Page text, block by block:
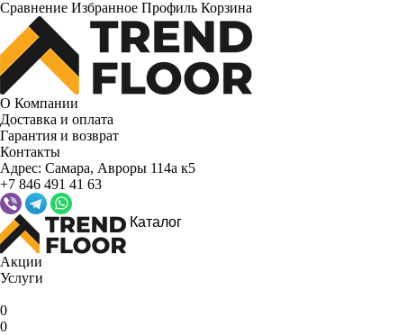
Сравнение Избранное Профиль Корзина
О Компании
Доставка и оплата
Гарантия и возврат
Контакты
Адрес: Самара, Авроры 114а к5
+7 846 491 41 63
Каталог
Акции
Услуги
0
0